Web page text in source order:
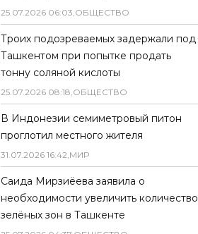
25.07.2026 06:03,ОБЩЕСТВО
Троих подозреваемых задержали под
Ташкентом при попытке продать
тонну соляной кислоты
25.07.2026 08:18,ОБЩЕСТВО
В Индонезии семиметровый питон
проглотил местного жителя
31.07.2026 16:42,МИР
Саида Мирзиёева заявила о
необходимости увеличить количество
зелёных зон в Ташкенте